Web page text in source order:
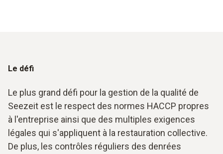
Le défi
Le plus grand défi pour la gestion de la qualité de
Seezeit est le respect des normes HACCP propres
à l'entreprise ainsi que des multiples exigences
légales qui s'appliquent à la restauration collective.
De plus, les contrôles réguliers des denrées